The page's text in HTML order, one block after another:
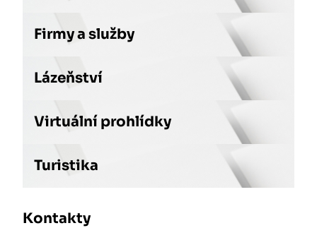
Firmy a služby
Lázeňství
Virtuální prohlídky
Turistika
Kontakty